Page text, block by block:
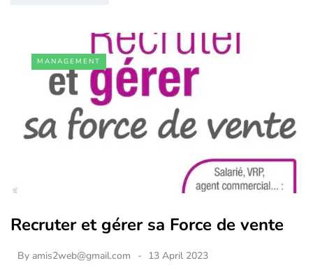
MANAGEMENT
Recruter et gérer sa Force de vente
By amis2web@gmail.com 13 April 2023